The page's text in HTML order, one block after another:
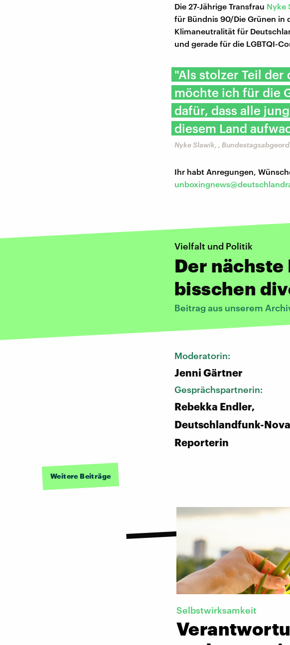
Die 27-Jährige Transfrau Nyke
für Bündnis 90/Die Grünen in
Klimaneutralität für
und gerade für die LGBTQI-
"Als stolzer Teil der
möchte ich für die
dafür, dass alle
diesem Land
Nyke Slawik, ,
Ihr habt Anregungen,
Vielfalt und Politik
Der
bisschen
Beitrag aus unserem
Moderatorin:
Jenni Gärtner
Gesprächspartnerin:
Rebekka Endler,
Deutschlandfunk-
Reporterin
Weitere Beiträge
Selbstwirksamkeit